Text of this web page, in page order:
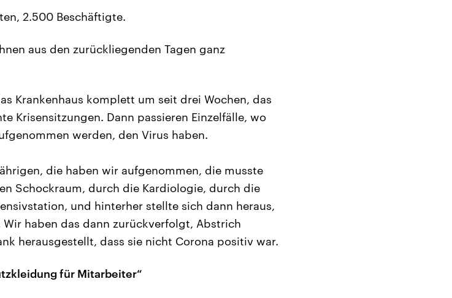
2.500 Beschäftigte.
aus den zurückliegenden Tagen ganz
Krankenhaus komplett um seit drei Wochen, das
Krisensitzungen. Dann passieren Einzelfälle, wo
werden, den Virus haben.
die haben wir aufgenommen, die musste
Schockraum, durch die Kardiologie, durch die
und hinterher stellte sich dann heraus,
haben das dann zurückverfolgt, Abstrich
herausgestellt, dass sie nicht Corona positiv war.
für Mitarbeiter“